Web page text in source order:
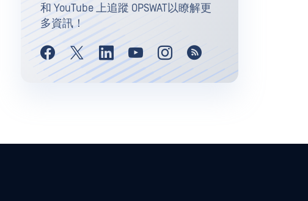
和 YouTube 上追蹤 OPSWAT以瞭解更
多資訊！